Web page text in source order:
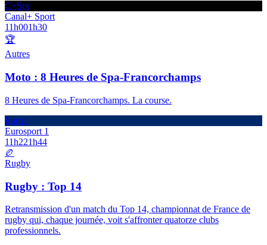
C+Spt
Canal+ Sport
11h001h30
🏆
Autres
Moto : 8 Heures de Spa-Francorchamps
8 Heures de Spa-Francorchamps. La course.
Euro1
Eurosport 1
11h221h44
🏉
Rugby
Rugby : Top 14
Retransmission d'un match du Top 14, championnat de France de
rugby qui, chaque journée, voit s'affronter quatorze clubs
professionnels.